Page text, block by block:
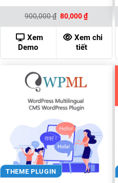
900,000₫ Giá
gốc
là:
900,000 ₫.
80,000₫Giá
hiện
tại
là:
80,000 ₫.
Xem
Demo
Xem chi
tiết
THEME PLUGIN